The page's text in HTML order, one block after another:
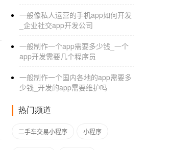
一般像私人运营的手机app如何开发
_企业社交app开发公司
一般制作一个app需要多少钱_一个
app开发需要几个程序员
一般制作一个国内各地的app需要多
少钱_开发的app需要维护吗
热门频道
二手车交易小程序 小程序